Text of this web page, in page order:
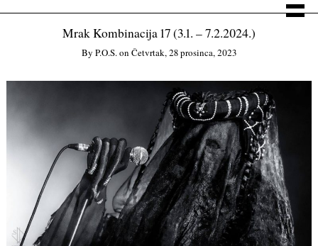
Mrak Kombinacija 17 (3.1. – 7.2.2024.)
By P.o.s.on Četvrtak, 28 prosinca, 2023